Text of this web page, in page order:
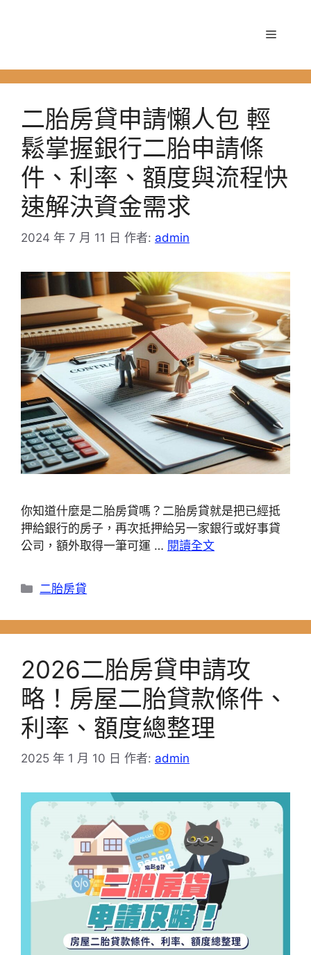
選
二胎房貸申請懶人包 輕
鬆掌握銀行二胎申請條
件、利率、額度與流程快
速解決資金需求
2024 年 7 月 11 日 作者: admin
你知道什麼是二胎房貸嗎？二胎房貸就是把已經抵
押給銀行的房子，再次抵押給另一家銀行或好事貸
公司，額外取得一筆可運 … 閱讀全文
分
二胎房貸
2026二胎房貸申請攻
略！房屋二胎貸款條件、
利率、額度總整理
2025 年 1 月 10 日 作者: admin